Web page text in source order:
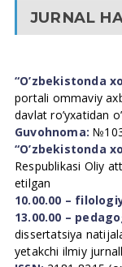
JURNAL
“O’zbekistonda
portali ommaviy
davlat ro’yxatidan
Guvohnoma:
“O’zbekistonda
Respublikasi Oliy
etilgan
10.00.00 –
13.00.00 –
dissertatsiya
yetakchi ilmiy